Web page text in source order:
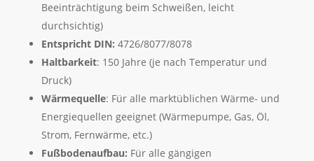
Beeinträchtigung beim Schweißen, leicht
durchsichtig)
Entspricht DIN: 4726/8077/8078
Haltbarkeit: 150 Jahre (je nach Temperatur und
Druck)
Wärmequelle: Für alle marktüblichen Wärme- und
Energiequellen geeignet (Wärmepumpe, Gas, Öl,
Strom, Fernwärme, etc.)
Fußbodenaufbau: Für alle gängigen